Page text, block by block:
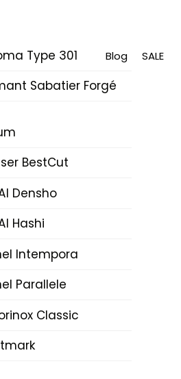
Type 301
Sabatier Forgé
BestCut
Densho
Hashi
Intempora
Parallele
Classic
Blog SALE